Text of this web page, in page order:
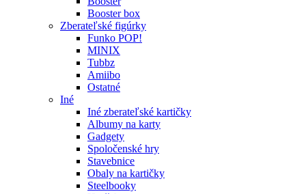
Booster box
Zberateľské figúrky
Funko POP!
MINIX
Tubbz
Amiibo
Ostatné
Iné
Iné zberateľské kartičky
Albumy na karty
Gadgety
Spoločenské hry
Stavebnice
Obaly na kartičky
Steelbooky